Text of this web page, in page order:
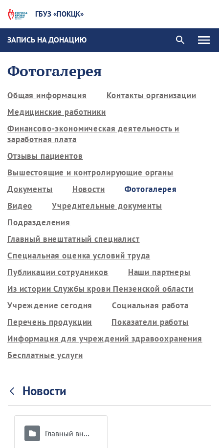
ГБУЗ «ПОКЦК»
ЗАПИСЬ НА ДОНАЦИЮ
Фотогалерея
Общая информация
Контакты организации
Медицинские работники
Финансово-экономическая деятельность и
заработная плата
Отзывы пациентов
Вышестоящие и контролирующие органы
Документы
Новости
Фотогалерея
Видео
Учредительные документы
Подразделения
Главный внештатный специалист
Специальная оценка условий труда
Публикации сотрудников
Наши партнеры
Из истории Службы крови Пензенской области
Учреждение сегодня
Социальная работа
Перечень продукции
Показатели работы
Информация для учреждений здравоохранения
Бесплатные услуги
Новости
Главный внештатный специалист